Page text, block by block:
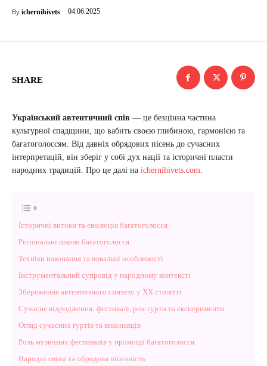
By ichernihivets 04.06.2025
SHARE
Український автентичний спів — це безцінна частина
культурної спадщини, що вабить своєю глибиною, гармонією та
багатоголоссям. Від давніх обрядових пісень до сучасних
інтерпретацій, він зберіг у собі дух нації та історичні пласти
народних традицій. Про це далі на ichernihivets.com.
Історичні витоки та еволюція багатоголосся
Регіональні школи багатоголосся
Техніки виконання та вокальні особливості
Інструментальний супровід у народному контексті
Збереження автентичного синтезу у ХХ столітті
Сучасне відродження: фестивалі, рок-гурти та експерименти
Огляд сучасних гуртів та виконавців
Роль музичних фестивалів у промоції багатоголосся
Народні свята та обрядова пісенність